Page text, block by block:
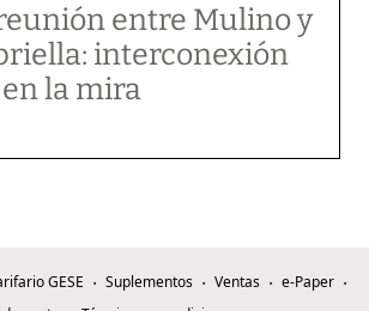
entre Mulino y
interconexión
la mira
GESE Suplementos Ventas
e-Paper